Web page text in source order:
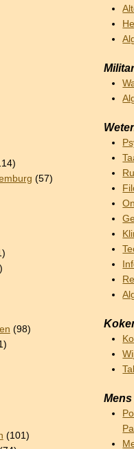
(57)
(98)
(101)